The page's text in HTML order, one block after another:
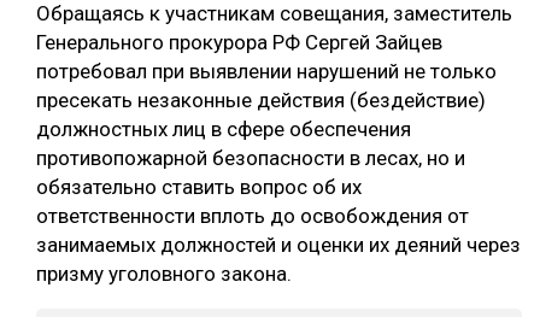
Обращаясь к участникам совещания, заместитель
Генерального прокурора РФ Сергей Зайцев
потребовал при выявлении нарушений не только
пресекать незаконные действия (бездействие)
должностных лиц в сфере обеспечения
противопожарной безопасности в лесах, но и
обязательно ставить вопрос об их
ответственности вплоть до освобождения от
занимаемых должностей и оценки их деяний через
призму уголовного закона.